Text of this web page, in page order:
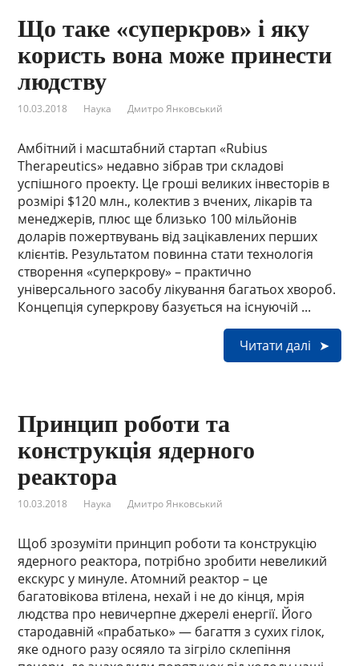
Що таке «суперкров» і яку
користь вона може принести
людству
10.03.2018 Наука Дмитро Янковський
Амбітний і масштабний стартап «Rubius
Therapeutics» недавно зібрав три складові
успішного проекту. Це гроші великих інвесторів в
розмірі $120 млн., колектив з вчених, лікарів та
менеджерів, плюс ще близько 100 мільйонів
доларів пожертвувань від зацікавлених перших
клієнтів. Результатом повинна стати технологія
створення «суперкрову» – практично
універсального засобу лікування багатьох хвороб.
Концепція суперкрову базується на існуючій ...
Читати далі
Принцип роботи та
конструкція ядерного
реактора
10.03.2018 Наука Дмитро Янковський
Щоб зрозуміти принцип роботи та конструкцію
ядерного реактора, потрібно зробити невеликий
екскурс у минуле. Атомний реактор – це
багатовікова втілена, нехай і не до кінця, мрія
людства про невичерпне джерелі енергії. Його
стародавній «прабатько» — багаття з сухих гілок,
яке одного разу осяяло та зігріло склепіння